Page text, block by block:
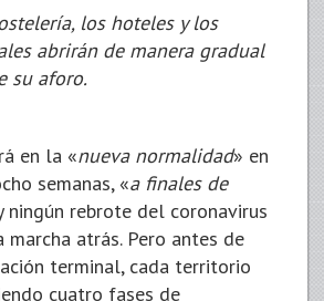
los hoteles y los
abrirán de manera gradual
su aforo.
en la «nueva normalidad» en
semanas, «a finales de
ningún rebrote del coronavirus
atrás. Pero antes de
terminal, cada territorio
cuatro fases de